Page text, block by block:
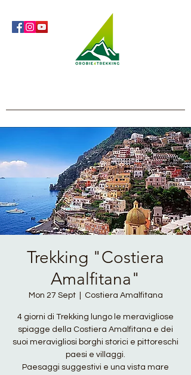
Trekking "Costiera
Amalfitana"
Mon 27 Sept
  |
Costiera Amalfitana
4 giorni di Trekking lungo le meravigliose
spiagge della Costiera Amalfitana e dei
suoi meravigliosi borghi storici e pittoreschi
paesi e villaggi.
Paesaggi suggestivi e una vista mare